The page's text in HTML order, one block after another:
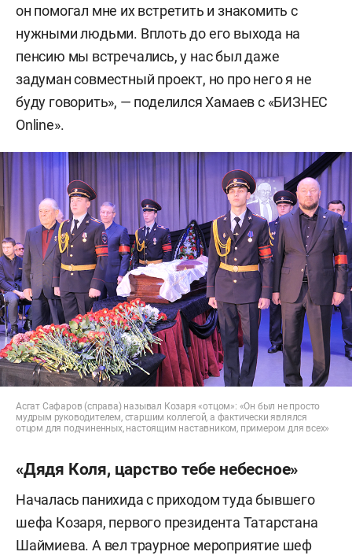
он помогал мне их встретить и знакомить с
нужными людьми. Вплоть до его выхода на
пенсию мы встречались, у нас был даже
задуман совместный проект, но про него я не
буду говорить», — поделился Хамаев с «БИЗНЕС
Online».
Асгат Сафаров (справа) называл Козаря «отцом»: «Он был не просто
мудрым руководителем, старшим коллегой, а фактически являлся
отцом для подчиненных, настоящим наставником, примером для всех»
«Дядя Коля, царство тебе небесное»
Началась панихида с приходом туда бывшего
шефа Козаря, первого президента Татарстана
Шаймиева. А вел траурное мероприятие шеф